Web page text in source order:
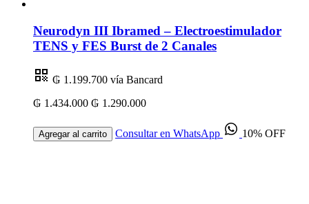
Neurodyn III Ibramed – Electroestimulador
TENS y FES Burst de 2 Canales
₲ 1.199.700 vía Bancard
₲ 1.434.000 ₲ 1.290.000
Agregar al carrito Consultar en WhatsApp 10% OFF